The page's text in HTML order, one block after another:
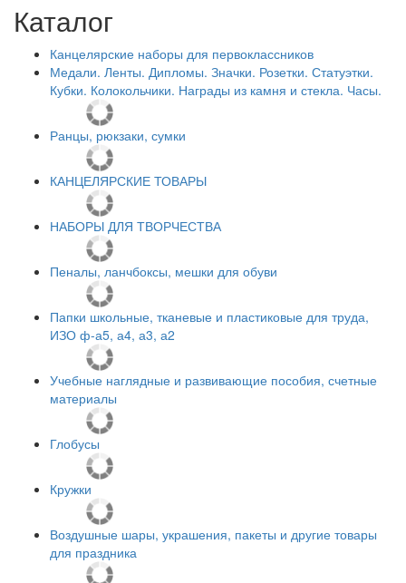
Каталог
Канцелярские наборы для первоклассников
Медали. Ленты. Дипломы. Значки. Розетки. Статуэтки.
Кубки. Колокольчики. Награды из камня и стекла. Часы.
Ранцы, рюкзаки, сумки
КАНЦЕЛЯРСКИЕ ТОВАРЫ
НАБОРЫ ДЛЯ ТВОРЧЕСТВА
Пеналы, ланчбоксы, мешки для обуви
Папки школьные, тканевые и пластиковые для труда,
ИЗО ф-а5, а4, а3, а2
Учебные наглядные и развивающие пособия, счетные
материалы
Глобусы
Кружки
Воздушные шары, украшения, пакеты и другие товары
для праздника